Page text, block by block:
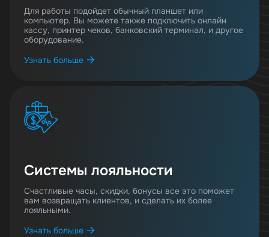
Для работы подойдет обычный планшет или
компьютер. Вы можете также подключить онлайн
кассу, принтер чеков, банковский терминал, и другое
оборудование.
Узнать больше
Системы лояльности
Счастливые часы, скидки, бонусы все это поможет
вам возвращать клиентов, и сделать их более
лояльными.
Узнать больше